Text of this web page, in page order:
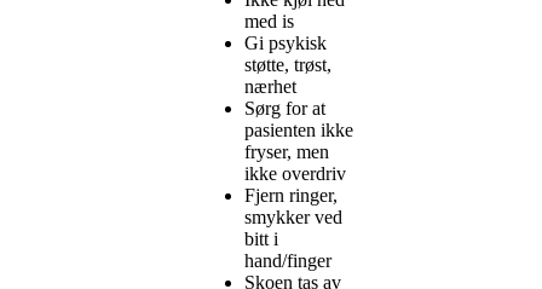
med is
Gi psykisk
støtte, trøst,
nærhet
Sørg for at
pasienten ikke
fryser, men
ikke overdriv
Fjern ringer,
smykker ved
bitt i
hand/finger
Skoen tas av